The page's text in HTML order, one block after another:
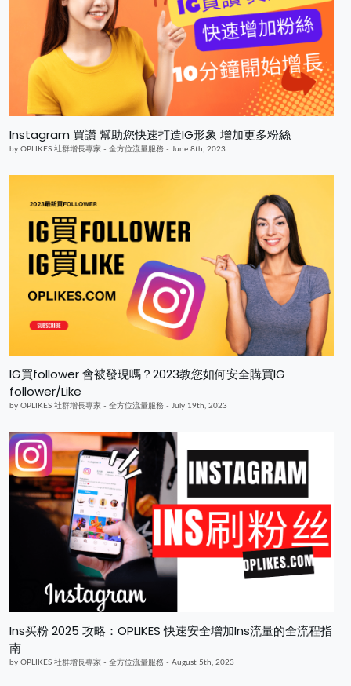
Instagram 買讚 幫助您快速打造IG形象 增加更多粉絲
by OPLIKES 社群增長專家 - 全方位流量服務 - June 8th, 2023
IG買follower 會被發現嗎？2023教您如何安全購買IG
follower/Like
by OPLIKES 社群增長專家 - 全方位流量服務 - July 19th, 2023
Ins买粉 2025 攻略：OPLIKES 快速安全增加Ins流量的全流程指
南
by OPLIKES 社群增長專家 - 全方位流量服務 - August 5th, 2023